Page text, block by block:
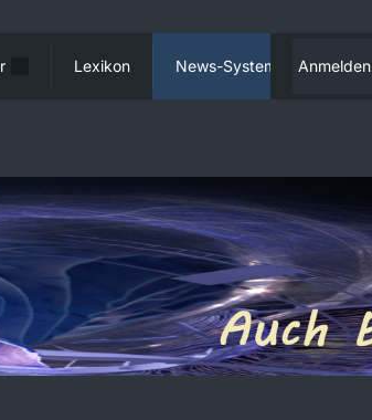
Lexikon News-System Anmelden